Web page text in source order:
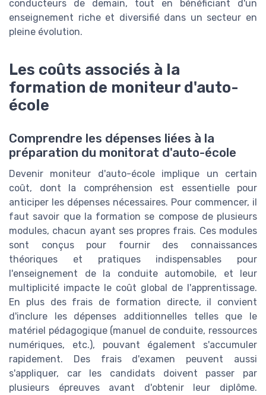
conducteurs de demain, tout en bénéficiant d'un
enseignement riche et diversifié dans un secteur en
pleine évolution.
Les coûts associés à la
formation de moniteur d'auto-
école
Comprendre les dépenses liées à la
préparation du monitorat d'auto-école
Devenir moniteur d'auto-école implique un certain
coût, dont la compréhension est essentielle pour
anticiper les dépenses nécessaires. Pour commencer, il
faut savoir que la formation se compose de plusieurs
modules, chacun ayant ses propres frais. Ces modules
sont conçus pour fournir des connaissances
théoriques et pratiques indispensables pour
l'enseignement de la conduite automobile, et leur
multiplicité impacte le coût global de l'apprentissage.
En plus des frais de formation directe, il convient
d'inclure les dépenses additionnelles telles que le
matériel pédagogique (manuel de conduite, ressources
numériques, etc.), pouvant également s'accumuler
rapidement. Des frais d'examen peuvent aussi
s'appliquer, car les candidats doivent passer par
plusieurs épreuves avant d'obtenir leur diplôme.